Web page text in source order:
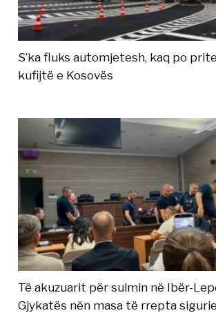
S’ka fluks automjetesh, kaq po
kufijtë e Kosovës
Të akuzuarit për sulmin në Ibër-
Gjykatës nën masa të rrepta